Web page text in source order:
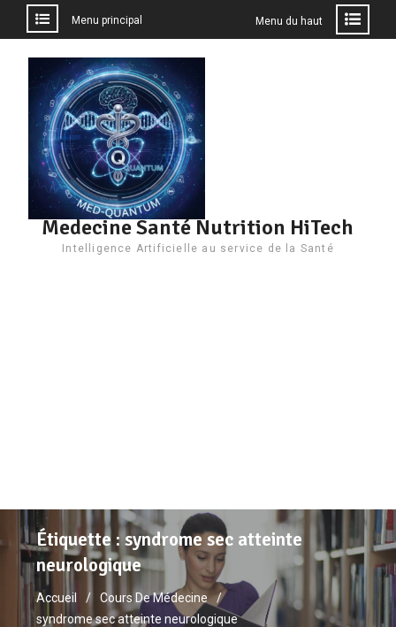
contenu
Menu principal Menu du haut
Medecine Santé Nutrition HiTech
Intelligence Artificielle au service de la Santé
Étiquette :syndrome sec atteinte
neurologique
Accueil
Cours De Médecine
syndrome sec atteinte neurologique